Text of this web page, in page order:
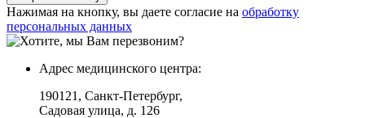
Нажимая на кнопку, вы даете согласие на обработку
персональных данных
Адрес медицинского центра:
190121, Санкт-Петербург,
Садовая улица, д. 126